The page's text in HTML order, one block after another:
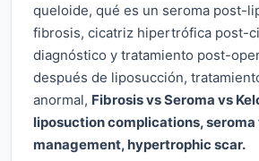
queloide, qué es un seroma post-
fibrosis, cicatriz hipertrófica post-
diagnóstico y tratamiento post-
después de liposucción,
anormal, Fibrosis vs Seroma vs
liposuction complications,
management, hypertrophic scar.